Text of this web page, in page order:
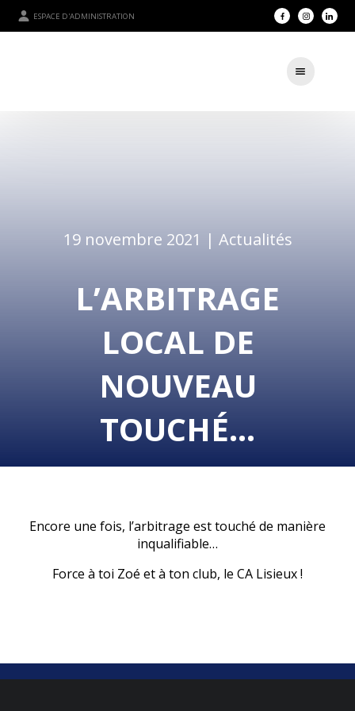
ESPACE D'ADMINISTRATION
19 novembre 2021 | Actualités
L’ARBITRAGE
LOCAL DE
NOUVEAU
TOUCHÉ…
Encore une fois, l’arbitrage est touché de manière
inqualifiable…
Force à toi Zoé et à ton club, le CA Lisieux !